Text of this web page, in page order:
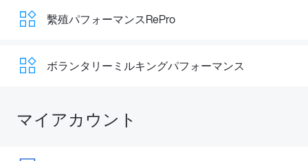
繫殖パフォーマンスRePro
ボランタリーミルキングパフォーマンス
マイアカウント